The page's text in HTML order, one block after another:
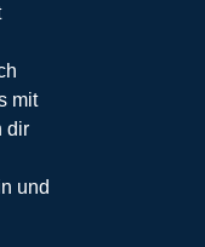
mit
dir
und